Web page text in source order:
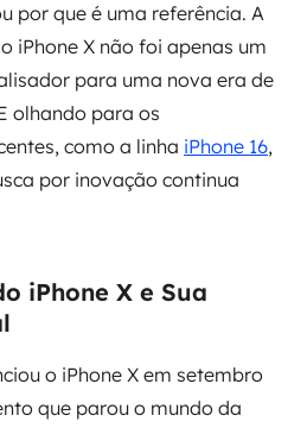
por que é uma referência. A
iPhone X não foi apenas um
para uma nova era de
olhando para os
como a linha iPhone 16,
por inovação continua
iPhone X e Sua
o iPhone X em setembro
que parou o mundo da